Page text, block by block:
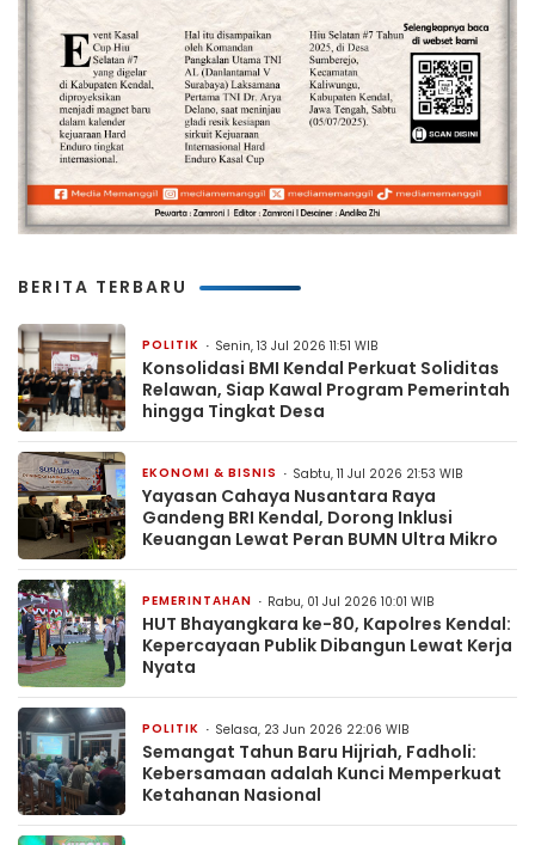
BERITA TERBARU
POLITIK Senin, 13 Jul 2026 11:51 WIB
Konsolidasi BMI Kendal Perkuat Soliditas
Relawan, Siap Kawal Program Pemerintah
hingga Tingkat Desa
EKONOMI & BISNIS Sabtu, 11 Jul 2026 21:53 WIB
Yayasan Cahaya Nusantara Raya
Gandeng BRI Kendal, Dorong Inklusi
Keuangan Lewat Peran BUMN Ultra Mikro
PEMERINTAHAN Rabu, 01 Jul 2026 10:01 WIB
HUT Bhayangkara ke-80, Kapolres Kendal:
Kepercayaan Publik Dibangun Lewat Kerja
Nyata
POLITIK Selasa, 23 Jun 2026 22:06 WIB
Semangat Tahun Baru Hijriah, Fadholi:
Kebersamaan adalah Kunci Memperkuat
Ketahanan Nasional